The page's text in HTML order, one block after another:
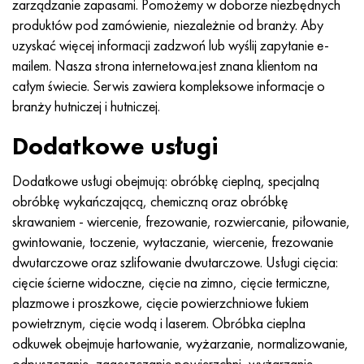
zarządzanie zapasami. Pomożemy w doborze niezbędnych
produktów pod zamówienie, niezależnie od branży. Aby
uzyskać więcej informacji zadzwoń lub wyślij zapytanie e-
mailem. Nasza strona internetowa.jest znana klientom na
całym świecie. Serwis zawiera kompleksowe informacje o
branży hutniczej i hutniczej.
Dodatkowe usługi
Dodatkowe usługi obejmują: obróbkę cieplną, specjalną
obróbkę wykańczającą, chemiczną oraz obróbkę
skrawaniem - wiercenie, frezowanie, rozwiercanie, piłowanie,
gwintowanie, toczenie, wytaczanie, wiercenie, frezowanie
dwutarczowe oraz szlifowanie dwutarczowe. Usługi cięcia:
cięcie ścierne widoczne, cięcie na zimno, cięcie termiczne,
plazmowe i proszkowe, cięcie powierzchniowe łukiem
powietrznym, cięcie wodą i laserem. Obróbka cieplna
odkuwek obejmuje hartowanie, wyżarzanie, normalizowanie,
MP159
Multimet n155
Nikrofer 5923 HMO
Nitronik 50
Nitronika 60
Nitronik 75
Nimonic 80a
56DGNH
68NKhVKTYu
79NM, Magnifer 7904
80NHS
81HMA
Rodzaje stopów precyzyjnych
Bimetale termostatyczne
HN73MBTYu
XN70YU
HN75MBTYu
XN77TYUR
ХН78Т
HN80TBY
N65M, EP982
5B
TL5
NA 6
SP-17
40 tytanu
1.4567 - AISI 304Cu
1.4570-aisi303Cu
1.4574 - Stop PH 15-7 Mo®
Stop 28 - 1.4563
Stop 31 - 1.4562
Stop 254smo® - 1.4547
Stop 926 - 1.4529
15X16H2AM
18X11MNFB
18X12VMBFR
21NKMT
37X12N8G8MFB
40X10X2M
40Х9С2
30X, AISI 5130, 30 godz
30hg, 30hg
30hgsa, 30hgsa
30хн3а, 31nicr14
34khn3ma, 36NiCrMo16, 35NiCrMo16
35hg, 35hg
35hgsa, 35hgsa